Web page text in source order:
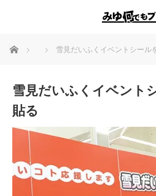
ホーム 雪見だいふくイベントシール
雪見だいふくイベント
貼る